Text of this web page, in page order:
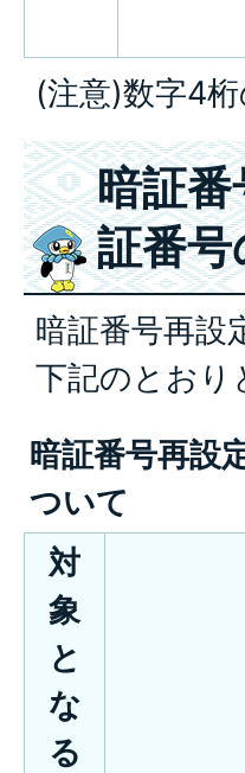
(注意)数字4
暗証
証番
暗証番号再設
下記のとおり
暗証番号再設
ついて
対
象
と
な
る